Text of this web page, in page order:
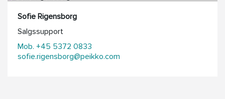
Sofie Rigensborg
Salgssupport
Mob. +45 5372 0833
sofie.rigensborg@peikko.com